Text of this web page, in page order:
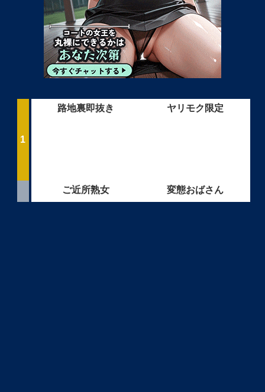
路地裏即抜き ヤリモク限定
ご近所熟女 変態おばさん